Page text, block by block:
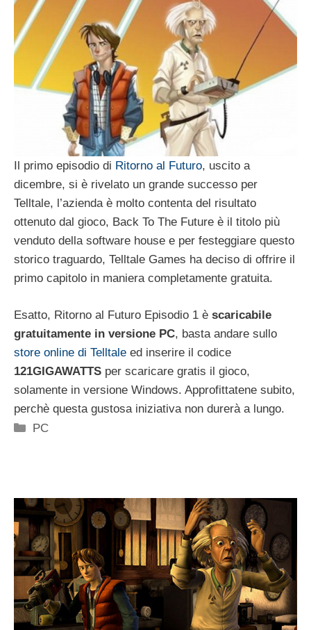
Il primo episodio di Ritorno al Futuro, uscito a
dicembre, si è rivelato un grande successo per
Telltale, l’azienda è molto contenta del risultato
ottenuto dal gioco, Back To The Future è il titolo più
venduto della software house e per festeggiare questo
storico traguardo, Telltale Games ha deciso di offrire il
primo capitolo in maniera completamente gratuita.
Esatto, Ritorno al Futuro Episodio 1 è scaricabile
gratuitamente in versione PC, basta andare sullo
store online di Telltale ed inserire il codice
121GIGAWATTS per scaricare gratis il gioco,
solamente in versione Windows. Approfittatene subito,
perchè questa gustosa iniziativa non durerà a lungo.
Categorie
PC